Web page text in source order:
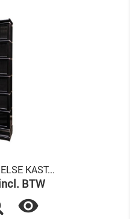
KAST...
BTW
